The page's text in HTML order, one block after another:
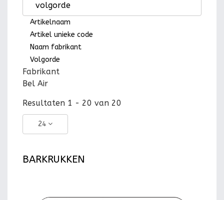
volgorde
Artikelnaam
Artikel unieke code
Naam fabrikant
Volgorde
Fabrikant
Bel Air
Resultaten 1 - 20 van 20
24
BARKRUKKEN